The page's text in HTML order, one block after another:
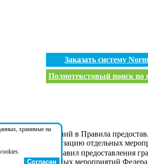
Заказать систему
Полнотекстовый поиск по
изменений в Правила
на реализацию отдельных
утверждении Правил предоставления
отдельных мероприятий
хранимые на
Согласен